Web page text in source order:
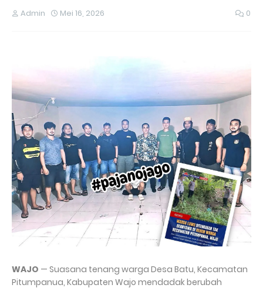
Admin Mei 16, 2026 0
WAJO — Suasana tenang warga Desa Batu, Kecamatan
Pitumpanua, Kabupaten Wajo mendadak berubah